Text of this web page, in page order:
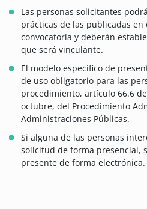
Las personas solicitantes
prácticas de las publicadas en
convocatoria y deberán
que será vinculante.
El modelo específico de
de uso obligatorio para las
procedimiento, artículo 66.6
octubre, del Procedimiento
Administraciones Públicas.
Si alguna de las personas
solicitud de forma presencial,
presente de forma electrónica.